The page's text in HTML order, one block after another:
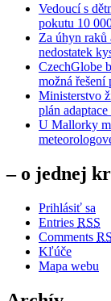
Vedoucí s
pokutu 10
Za úhyn raků
nedostatek
CzechGlobe
možná
Ministerstvo
plán
U Mallorky
– o jednej
Prihlásiť sa
Entries RSS
Comments
Kľúče
Mapa webu